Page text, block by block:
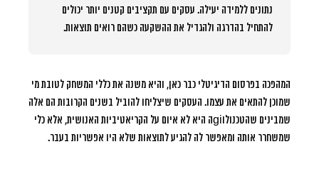
נתונים ללמידה יעילה. עסקים עם תקציבים קטנים יותר יכולים
להתחיל בהדרגה ולהגדיל את ההשקעה כשהם רואים תוצאות.
המהפכה בפרסום הדיגיטלי כבר כאן, והיא משנה את כללי המשחק לטובת מי
שמוכן להתאים את עצמו. העסקים שיצליחו להוביל בשנים הקרובות הם אלה
שמבינים שהטכנולוgiה היא לא איום על הקריאטיביות האנושית, אלא כלי
שמשחרר אותה ומאפשר לה להגיע לתוצאות שלא היו אפשריות בעבר.